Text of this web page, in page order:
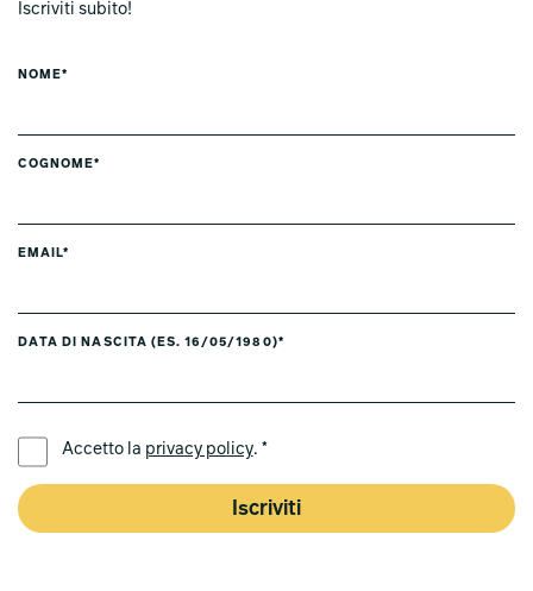
Iscriviti subito!
NOME*
COGNOME*
EMAIL*
DATA DI NASCITA (ES. 16/05/1980)*
Accetto la privacy policy. *
Iscriviti